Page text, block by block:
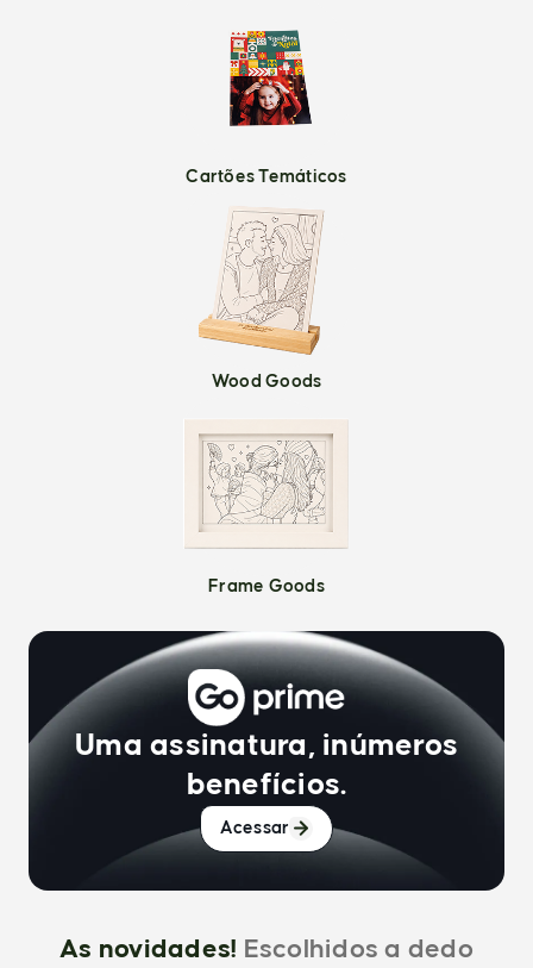
Cartões Temáticos
Wood Goods
Frame Goods
Uma assinatura, inúmeros
benefícios.
Acessar
As novidades! Escolhidos a dedo